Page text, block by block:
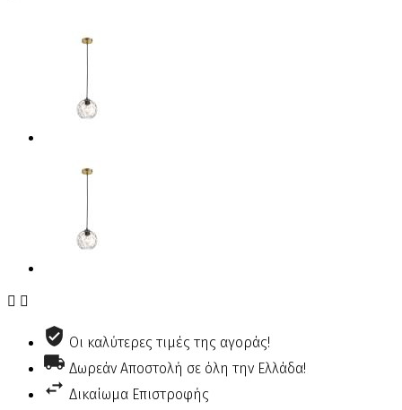
 
Οι καλύτερες τιμές της αγοράς!
Δωρεάν Αποστολή σε όλη την Ελλάδα!
Δικαίωμα Επιστροφής